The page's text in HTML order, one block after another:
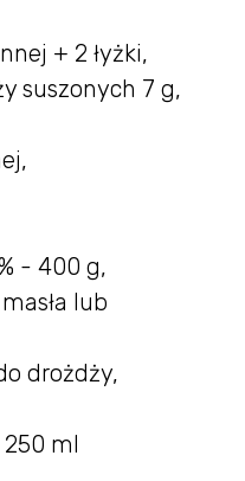
+ 2 łyżki,
suszonych 7 g,
- 400 g,
lub
drożdży,
ml